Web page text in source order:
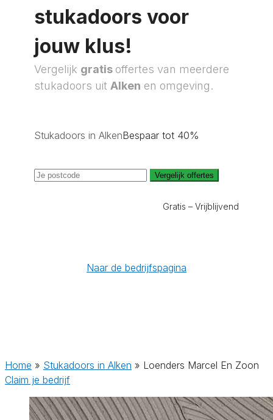
stukadoors voor
jouw klus!
Vergelijk gratis offertes van meerdere
stukadoors uit Alken en omgeving.
Stukadoors in AlkenBespaar tot 40%
Vergelijk offertes
Gratis – Vrijblijvend
Naar de bedrijfspagina
Home » Stukadoors in Alken » Loenders Marcel En Zoon
Claim je bedrijf